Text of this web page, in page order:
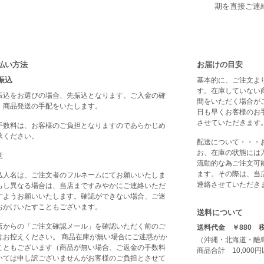
期を直接ご連
い方法
込
込をお選びの場合、先振込となります。ご入金の確
商品発送の手配をいたします。
数料は、お客様のご負担となりますのであらかじめ
ださい。
名は、ご注文者のフルネームにてお願いいたしま
し異なる場合は、当店まですみやかにご連絡いただ
ようお願いいたします。確認ができない場合、ご迷
かけいたすこともございます。
らの「ご注文確認メール」を確認いただく前のご
お控えください。 商品在庫が無い場合にご迷惑がか
ともございます（商品が無い場合、ご返金の手数料
ては申し訳ございませんがお客様のご負担とさせて
お届けの目安
基本的に、ご注文よ
す。在庫していない
間をいただく場合が
日も早くお客様のお
させていただきます
配送について・・・
お、在庫の状態には
流動的な為ご注文可
ます。その際は、当
連絡させていただき
送料について
送料代金 ￥880
（沖縄・北海道・
商品合計 10,000円